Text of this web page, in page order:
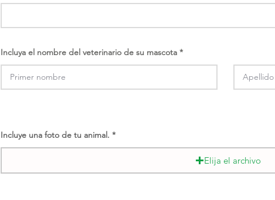
Incluya el nombre del veterinario de su mascota
Incluye una foto de tu animal.
Elija el archivo